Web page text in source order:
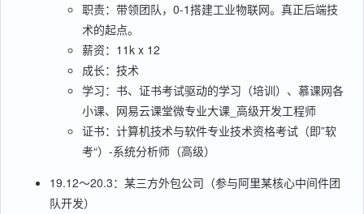
职责：带领团队，0-1搭建工业物联网。真正后端技
术的起点。
薪资：11k x 12
成长：技术
学习：书、证书考试驱动的学习（培训）、慕课网各
小课、网易云课堂微专业大课_高级开发工程师
证书：计算机技术与软件专业技术资格考试（即”软
考“）-系统分析师（高级）
19.12～20.3：某三方外包公司（参与阿里某核心中间件团
队开发）